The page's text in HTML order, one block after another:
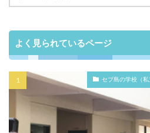
よく見られているページ
セブ島の学校（私